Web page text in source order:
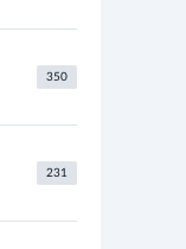
350
231